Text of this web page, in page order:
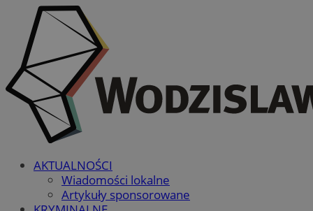
AKTUALNOŚCI
Wiadomości lokalne
Artykuły sponsorowane